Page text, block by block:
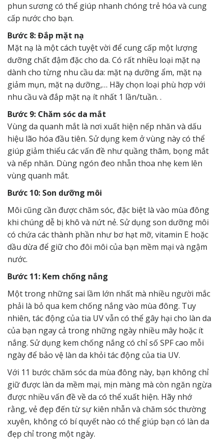
phun sương có thể giúp nhanh chóng trẻ hóa và cung
cấp nước cho bạn.
Bước 8: Đắp mặt nạ
Mặt nạ là một cách tuyệt vời để cung cấp một lượng
dưỡng chất đậm đặc cho da. Có rất nhiều loại mặt nạ
dành cho từng nhu cầu da: mặt nạ dưỡng ẩm, mặt nạ
giảm mụn, mặt nạ dưỡng,… Hãy chọn loại phù hợp với
nhu cầu và đắp mặt nạ ít nhất 1 lần/tuần. .
Bước 9: Chăm sóc da mắt
Vùng da quanh mắt là nơi xuất hiện nếp nhăn và dấu
hiệu lão hóa đầu tiên. Sử dụng kem ở vùng này có thể
giúp giảm thiểu các vấn đề như quầng thâm, bọng mắt
và nếp nhăn. Dùng ngón đeo nhẫn thoa nhẹ kem lên
vùng quanh mắt.
Bước 10: Son dưỡng môi
Môi cũng cần được chăm sóc, đặc biệt là vào mùa đông
khi chúng dễ bị khô và nứt nẻ. Sử dụng son dưỡng môi
có chứa các thành phần như bơ hạt mỡ, vitamin E hoặc
dầu dừa để giữ cho đôi môi của bạn mềm mại và ngậm
nước.
Bước 11: Kem chống nắng
Một trong những sai lầm lớn nhất mà nhiều người mắc
phải là bỏ qua kem chống nắng vào mùa đông. Tuy
nhiên, tác động của tia UV vẫn có thể gây hại cho làn da
của bạn ngay cả trong những ngày nhiều mây hoặc ít
nắng. Sử dụng kem chống nắng có chỉ số SPF cao mỗi
ngày để bảo vệ làn da khỏi tác động của tia UV.
Với 11 bước chăm sóc da mùa đông này, bạn không chỉ
giữ được làn da mềm mại, mịn màng mà còn ngăn ngừa
được nhiều vấn đề về da có thể xuất hiện. Hãy nhớ
rằng, vẻ đẹp đến từ sự kiên nhẫn và chăm sóc thường
xuyên, không có bí quyết nào có thể giúp bạn có làn da
đẹp chỉ trong một ngày.